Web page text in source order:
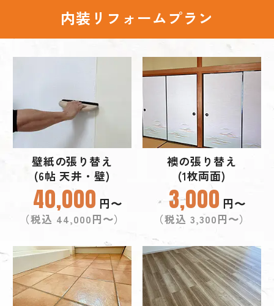
内装リフォームプラン
壁紙の張り替え
(6帖 天井・壁)
40,000 円〜
（税込 44,000円〜）
襖の張り替え
(1枚両面)
3,000 円〜
（税込 3,300円〜）